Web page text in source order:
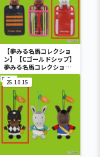
【夢みる名馬コレクショ
ン】【Cゴールドシップ】
夢みる名馬コレクション
ぬいぐるみパスケース①
25.10.15